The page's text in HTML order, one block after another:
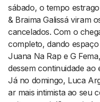
sábado, o tempo
& Braima Galissá viram
cancelados. Com o
completo, dando
Juana Na Rap e G
dessem continuidade ao
Já no domingo, Luca
ar mais intimista ao seu